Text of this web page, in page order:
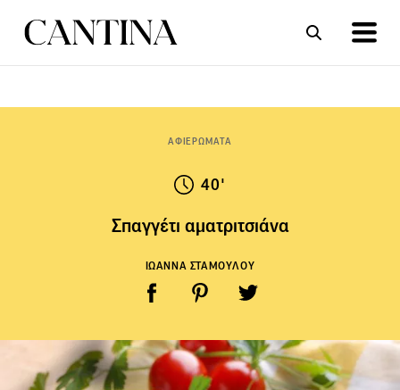
ΑΦΙΕΡΩΜΑΤΑ
40'
Σπαγγέτι αματριτσιάνα
ΙΩΑΝΝΑ ΣΤΑΜΟΥΛΟΥ